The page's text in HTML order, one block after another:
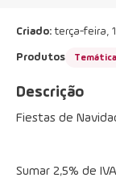
Criado: terça-feira,
Produtos
Descrição
Fiestas de
Sumar 2,5% de